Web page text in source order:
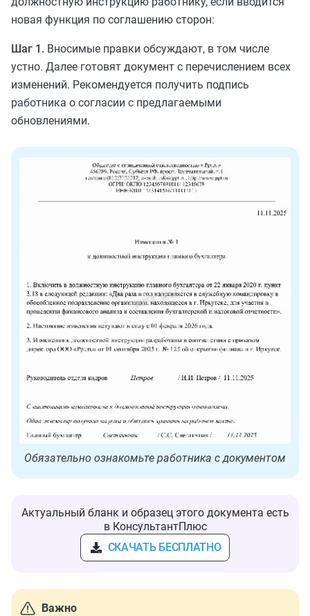
новая функция по соглашению сторон:
Шаг 1. Вносимые правки обсуждают, в том числе
устно. Далее готовят документ с перечислением всех
изменений. Рекомендуется получить подпись
работника о согласии с предлагаемыми
обновлениями.
Обязательно ознакомьте работника с документом
Актуальный бланк и образец этого документа есть
в КонсультантПлюс
СКАЧАТЬ БЕСПЛАТНО
Важно